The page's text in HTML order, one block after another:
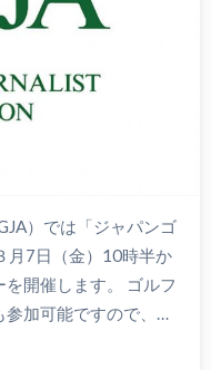
）では「ジャパンゴ
月7日（金）10時半か
開催します。 ゴルフ
参加可能ですので、…